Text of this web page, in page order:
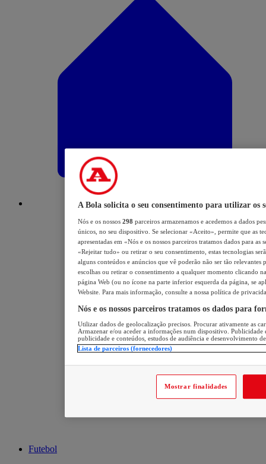
Futebol
A Bola solicita o seu consentimento para utilizar os
Nós e os nossos 298 parceiros armazenamos e acedemos a dados
únicos, no seu dispositivo. Se selecionar «Aceito», permite que as
apresentadas em «Nós e os nossos parceiros tratamos dados para
«Rejeitar tudo» ou retirar o seu consentimento, estas tecnologias
alguns conteúdos e anúncios que vê poderão não ser tão relevantes
escolhas ou retirar o consentimento a qualquer momento clicando
página Web (ou no ícone na parte inferior esquerda da página, se
Website. Para mais informação, consulte a nossa política de
Nós e os nossos parceiros tratamos os dados para
Utilizar dados de geolocalização precisos. Procurar ativamente as
Armazenar e/ou aceder a informações num dispositivo. Publicidade
publicidade e conteúdos, estudos de audiência e desenvolvimento
Lista de parceiros (fornecedores)
Mostrar finalidades